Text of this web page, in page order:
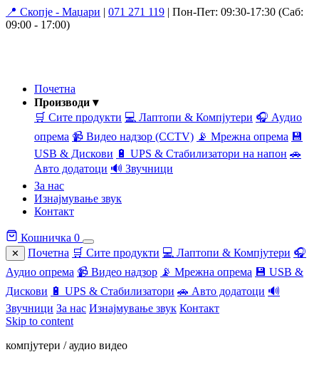
📍 Скопје - Маџари | 071 271 119 | Пон-Пет: 09:30-17:30 (Саб:
09:00 - 17:00)
Почетна
Производи ▾
🛒 Сите продукти 💻 Лаптопи & Компјутери 🎧 Аудио
опрема 📹 Видео надзор (CCTV) 📡 Мрежна опрема 💾
USB & Дискови 🔋 UPS & Стабилизатори на напон 🚗
Авто додатоци 🔊 Звучници
За нас
Изнајмување звук
Контакт
Кошничка 0
✕ Почетна 🛒 Сите продукти 💻 Лаптопи & Компјутери 🎧
Аудио опрема 📹 Видео надзор 📡 Мрежна опрема 💾 USB &
Дискови 🔋 UPS & Стабилизатори 🚗 Авто додатоци 🔊
Звучници За нас Изнајмување звук Контакт
Skip to content
компјутери / аудио видео